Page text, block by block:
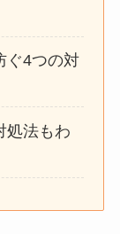
ぐ4つの対
処法もわ